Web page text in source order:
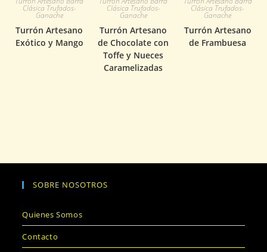
Clásica Trufados-
Ganache
Turrón Artesano
Exótico y Mango
Clásica Trufados-
Ganache
Turrón Artesano
de Chocolate con
Toffe y Nueces
Caramelizadas
Clásica Trufados-
Ganache
Turrón Artesano
de Frambuesa
SOBRE NOSOTROS
Quienes Somos
Contacto